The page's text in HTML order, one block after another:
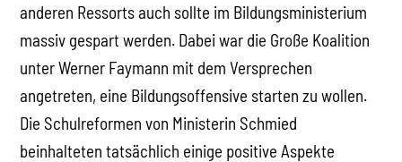
anderen Ressorts auch sollte im Bildungsministerium
massiv gespart werden. Dabei war die Große Koalition
unter Werner Faymann mit dem Versprechen
angetreten, eine Bildungsoffensive starten zu wollen.
Die Schulreformen von Ministerin Schmied
beinhalteten tatsächlich einige positive Aspekte